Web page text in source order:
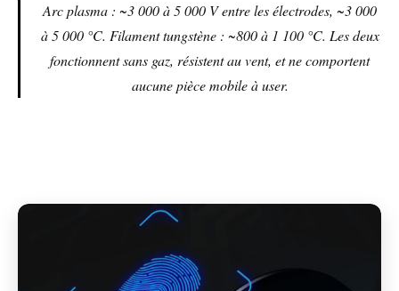
Arc plasma : ~3 000 à 5 000 V entre les électrodes, ~3 000
à 5 000 °C. Filament tungstène : ~800 à 1 100 °C. Les deux
fonctionnent sans gaz, résistent au vent, et ne comportent
aucune pièce mobile à user.